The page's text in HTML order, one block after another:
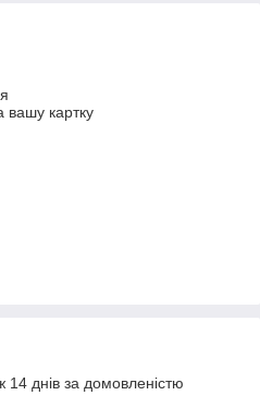
вашу картку
днів за домовленістю